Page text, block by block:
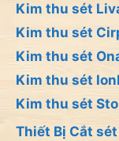
Kim thu sét
Kim thu sét
Kim thu sét
Kim thu sét
Kim thu sét
Thiết Bị Cắt